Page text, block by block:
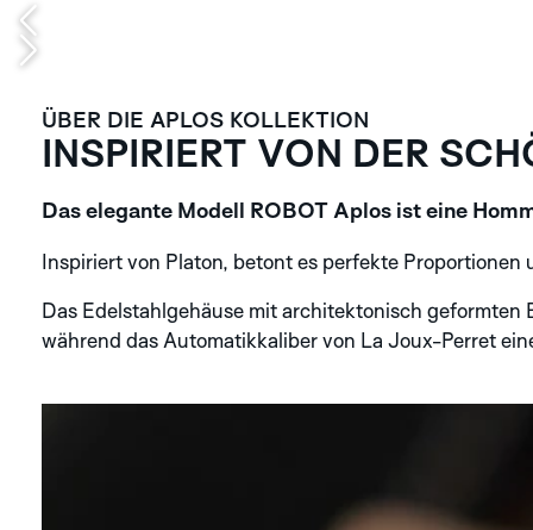
ÜBER DIE APLOS KOLLEKTION
INSPIRIERT VON DER
Das elegante Modell ROBOT Aplos ist eine
Inspiriert von Platon, betont es perfekte Proportionen
Das Edelstahlgehäuse mit architektonisch
während das Automatikkaliber von La Joux-Perret